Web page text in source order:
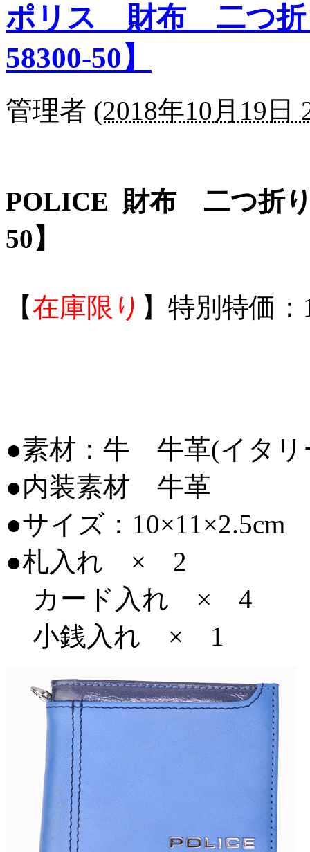
ポリス 財布 二つ折
58300-50】
管理者 (2018年10月19日
POLICE 財布 二つ折
50】
【在庫限り 】特別特価
●素材：牛 牛革(イタリ
●内装素材 牛革
●サイズ：10×11×2.5cm
●札入れ × 2
カード入れ × 4
小銭入れ × 1